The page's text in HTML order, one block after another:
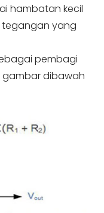
hambatan kecil
tegangan yang
pembagi
dibawah